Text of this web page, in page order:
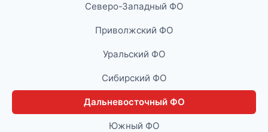
Северо-Западный ФО
Приволжский ФО
Уральский ФО
Сибирский ФО
Дальневосточный ФО
Южный ФО